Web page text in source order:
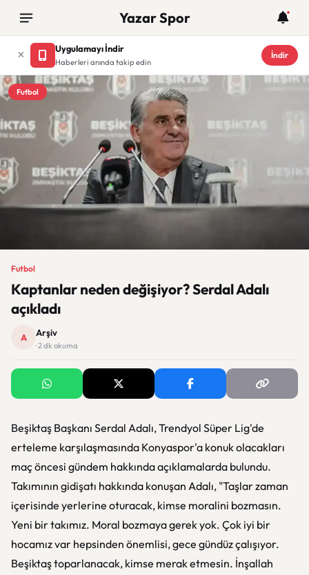
Yazar Spor
Uygulamayı İndir
Haberleri anında takip edin
İndir
Futbol
Futbol
Kaptanlar neden değişiyor? Serdal Adalı
açıkladı
A Arşiv
· 2 dk okuma
Beşiktaş Başkanı Serdal Adalı, Trendyol Süper Lig'de
erteleme karşılaşmasında Konyaspor'a konuk olacakları
maç öncesi gündem hakkında açıklamalarda bulundu.
Takımının gidişatı hakkında konuşan Adalı, "Taşlar zaman
içerisinde yerlerine oturacak, kimse moralini bozmasın.
Yeni bir takımız. Moral bozmaya gerek yok. Çok iyi bir
hocamız var hepsinden önemlisi, gece gündüz çalışıyor.
Beşiktaş toparlanacak, kimse merak etmesin. İnşallah